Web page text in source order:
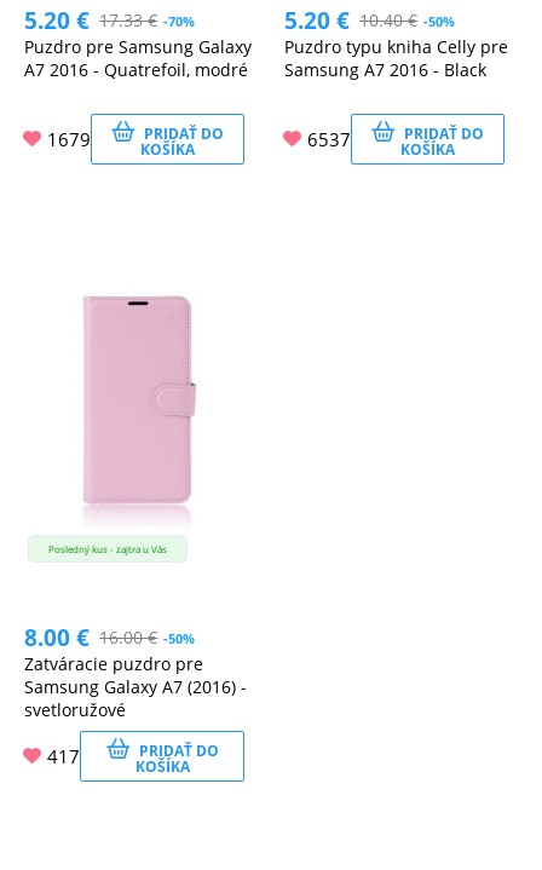
5.20€ 17.33€ -70%
Puzdro pre Samsung Galaxy
A7 2016 - Quatrefoil, modré
1679 PRIDAŤ DO
KOŠÍKA
5.20€ 10.40€ -50%
Puzdro typu kniha Celly pre
Samsung A7 2016 - Black
6537 PRIDAŤ DO
KOŠÍKA
Posledný kus - zajtra u Vás
8.00€ 16.00€ -50%
Zatváracie puzdro pre
Samsung Galaxy A7 (2016) -
svetloružové
417 PRIDAŤ DO
KOŠÍKA